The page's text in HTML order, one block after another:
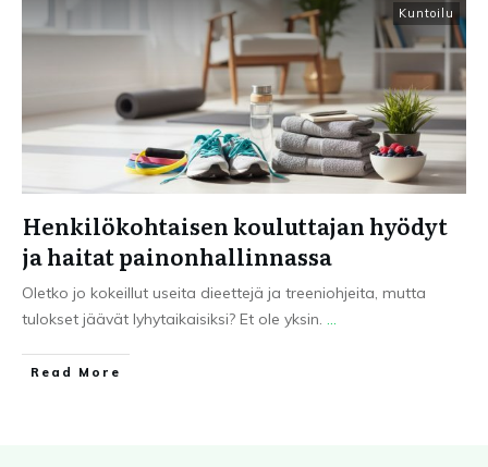
Kuntoilu
Henkilökohtaisen kouluttajan hyödyt
ja haitat painonhallinnassa
Oletko jo kokeillut useita dieettejä ja treeniohjeita, mutta
tulokset jäävät lyhytaikaisiksi? Et ole yksin. ...
Read More